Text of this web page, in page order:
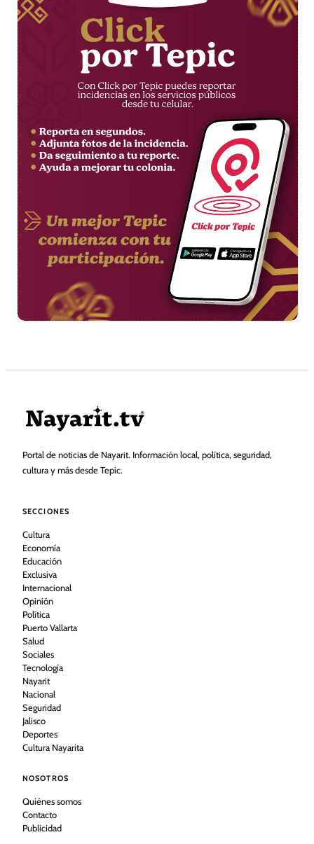
Portal de noticias de Nayarit. Información local, política, seguridad,
cultura y más desde Tepic.
SECCIONES
Cultura
Economía
Educación
Exclusiva
Internacional
Opinión
Política
Puerto Vallarta
Salud
Sociales
Tecnología
Nayarit
Nacional
Seguridad
Jalisco
Deportes
Cultura Nayarita
NOSOTROS
Quiénes somos
Contacto
Publicidad